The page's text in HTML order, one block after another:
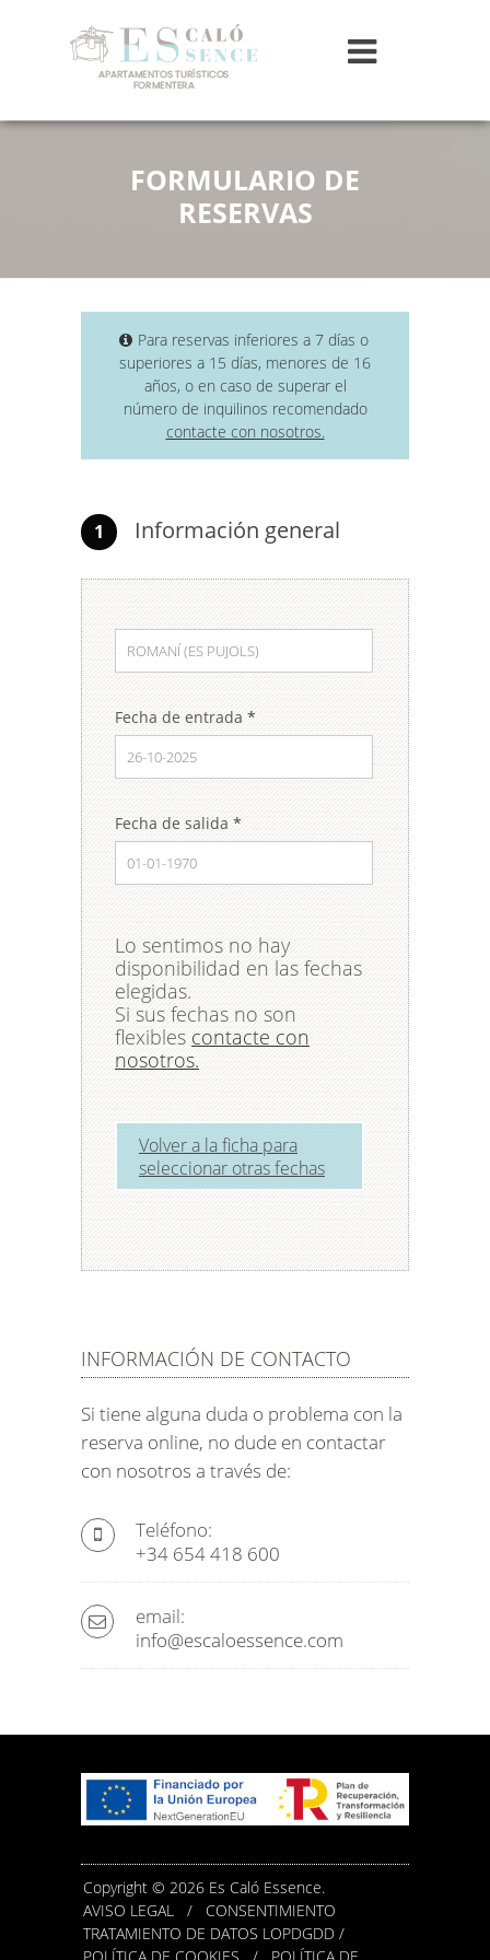
FORMULARIO DE
RESERVAS
Para reservas inferiores a 7 días o
superiores a 15 días, menores de 16
años, o en caso de superar el
número de inquilinos recomendado
contacte con nosotros.
1 Información general
Fecha de entrada *
Fecha de salida *
Lo sentimos no hay
disponibilidad en las fechas
elegidas.
Si sus fechas no son
flexibles contacte con
nosotros.
Volver a la ficha para
seleccionar otras fechas
INFORMACIÓN DE CONTACTO
Si tiene alguna duda o problema con la
reserva online, no dude en contactar
con nosotros a través de:
Teléfono:
+34 654 418 600
email:
info@escaloessence.com
Copyright © 2026 Es Caló Essence.
AVISO LEGAL
/ CONSENTIMIENTO
TRATAMIENTO DE DATOS LOPDGDD /
POLÍTICA DE COOKIES / POLÍTICA DE